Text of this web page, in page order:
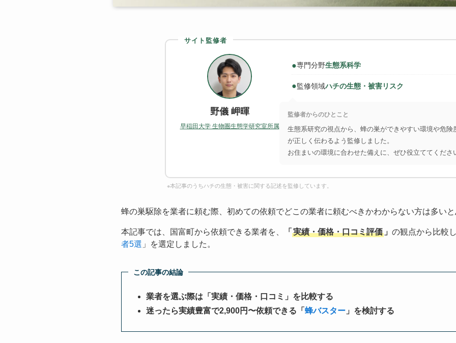
サイト監修者
野儀 岬暉
早稲田大学 生物圏生態学研究室所属
●専門分野生態系科学
●監修領域ハチの生態・被害リスク
監修者からのひとこと
生態系研究の視点から、蜂の巣ができやすい環境や危険
が正しく伝わるよう監修しました。
お住まいの環境に合わせた備えに、ぜひ役立ててくださ
※本記事のうちハチの生態・被害に関する記述を監修しています。
蜂の巣駆除を業者に頼む際、初めての依頼でどこの業者に頼むべきかわからない方は多い
本記事では、国富町から依頼できる業者を、 「 実績・価格・口コミ評価 」 の観点から比較
者5選 」を選定しました。
この記事の結論
業者を選ぶ際は「実績・価格・口コミ」を比較する
迷ったら実績豊富で2,900円〜依頼できる「 蜂バスター 」を検討する